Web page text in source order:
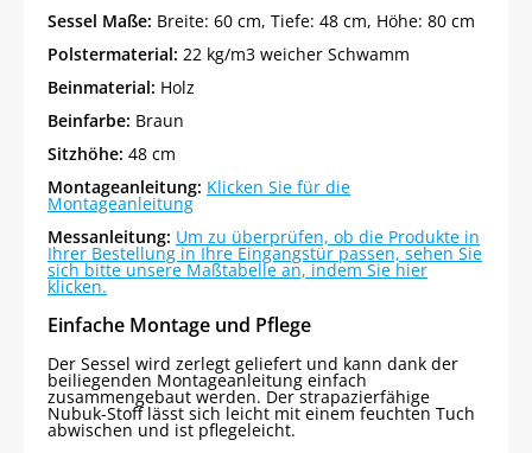
Sessel Maße: Breite: 60 cm, Tiefe: 48 cm, Höhe: 80 cm
Polstermaterial: 22 kg/m3 weicher Schwamm
Beinmaterial: Holz
Beinfarbe: Braun
Sitzhöhe: 48 cm
Montageanleitung: Klicken Sie für die
Montageanleitung
Messanleitung: Um zu überprüfen, ob die Produkte in
Ihrer Bestellung in Ihre Eingangstür passen, sehen Sie
sich bitte unsere Maßtabelle an, indem Sie hier
klicken.
Einfache Montage und Pflege
Der Sessel wird zerlegt geliefert und kann dank der
beiliegenden Montageanleitung einfach
zusammengebaut werden. Der strapazierfähige
Nubuk-Stoff lässt sich leicht mit einem feuchten Tuch
abwischen und ist pflegeleicht.